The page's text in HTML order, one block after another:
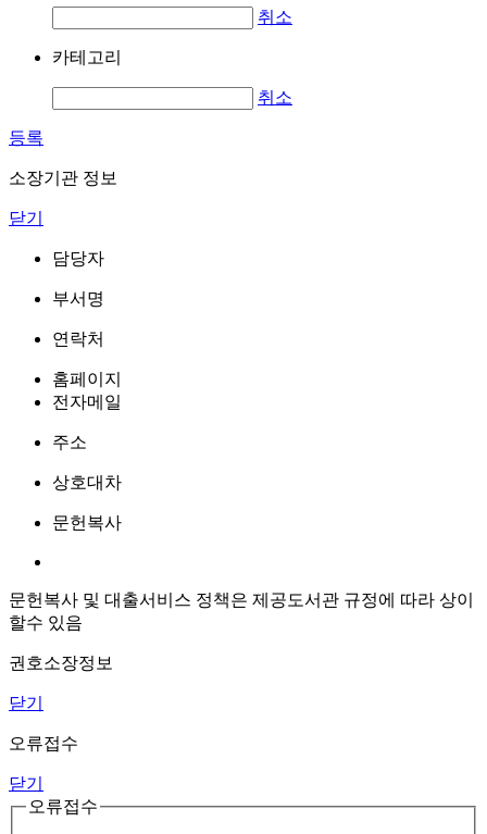
취소
카테고리
취소
등록
소장기관 정보
닫기
담당자
부서명
연락처
홈페이지
전자메일
주소
상호대차
문헌복사
문헌복사 및 대출서비스 정책은 제공도서관 규정에 따라 상이
할수 있음
권호소장정보
닫기
오류접수
닫기
오류접수